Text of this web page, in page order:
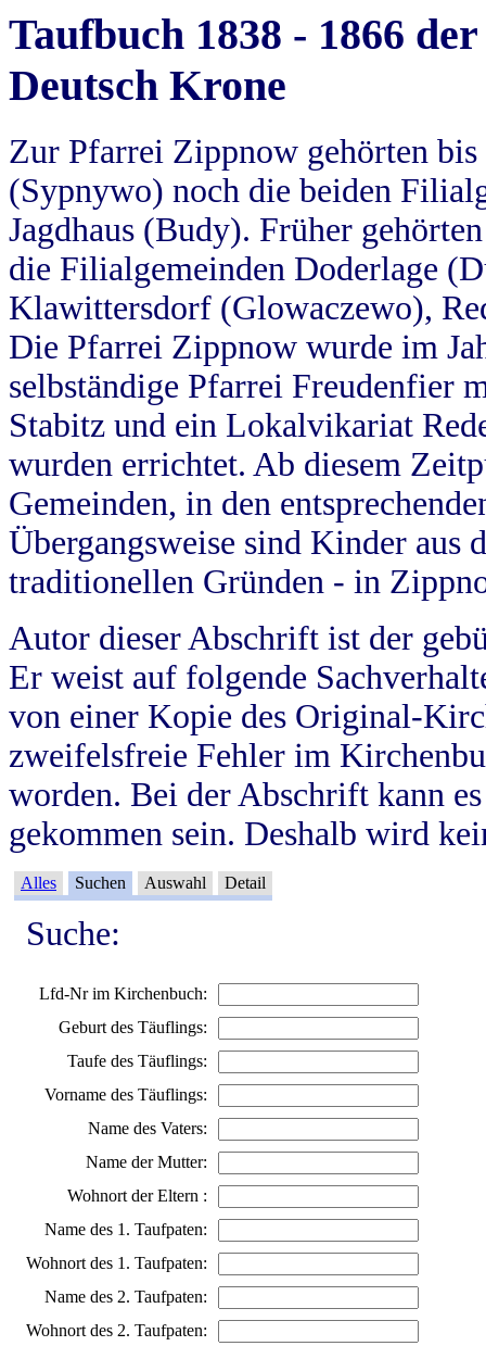
Taufbuch 1838 - 1866
Deutsch Krone
Zur Pfarrei Zippnow gehörten
(Sypnywo) noch die beiden
Jagdhaus (Budy). Früher
die Filialgemeinden Doderlage
Klawittersdorf (Glowaczewo),
Die Pfarrei Zippnow wurde im
selbständige Pfarrei Freudenfier
Stabitz und ein Lokalvikariat
wurden errichtet. Ab diesem
Gemeinden, in den
Übergangsweise sind Kinder aus
traditionellen Gründen - in
Autor dieser Abschrift ist der
Er weist auf folgende
von einer Kopie des Original-
zweifelsfreie Fehler im
worden. Bei der Abschrift kann
gekommen sein. Deshalb wird
Alles Suchen Auswahl Detail
Suche:
Lfd-Nr im Kirchenbuch:
Geburt des Täuflings:
Taufe des Täuflings:
Vorname des Täuflings:
Name des Vaters:
Name der Mutter:
Wohnort der Eltern :
Name des 1. Taufpaten:
Wohnort des 1. Taufpaten:
Name des 2. Taufpaten:
Wohnort des 2. Taufpaten: